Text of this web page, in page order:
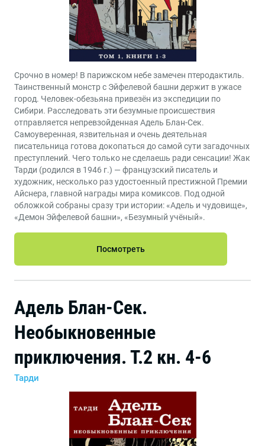
Срочно в номер! В парижском небе замечен птеродактиль.
Таинственный монстр с Эйфелевой башни держит в ужасе
город. Человек-обезьяна привезён из экспедиции по
Сибири. Расследовать эти безумные происшествия
отправляется непревзойденная Адель Блан-Сек.
Самоуверенная, язвительная и очень деятельная
писательница готова докопаться до самой сути загадочных
преступлений. Чего только не сделаешь ради сенсации! Жак
Тарди (родился в 1946 г.) — французский писатель и
художник, несколько раз удостоенный престижной Премии
Айснера, главной награды мира комиксов. Под одной
обложкой собраны сразу три истории: «Адель и чудовище»,
«Демон Эйфелевой башни», «Безумный учёный».
Посмотреть
Адель Блан-Сек.
Необыкновенные
приключения. Т.2 кн. 4-6
Тарди